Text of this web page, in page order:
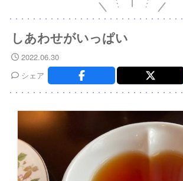
しあわせがいっぱい
2022.06.30
シェア